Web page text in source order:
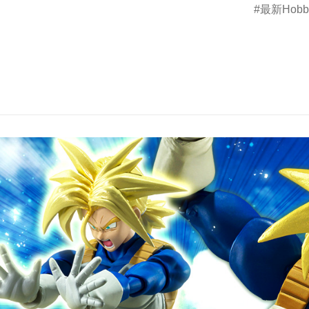
最新